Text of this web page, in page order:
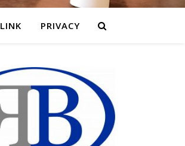
LINK PRIVACY